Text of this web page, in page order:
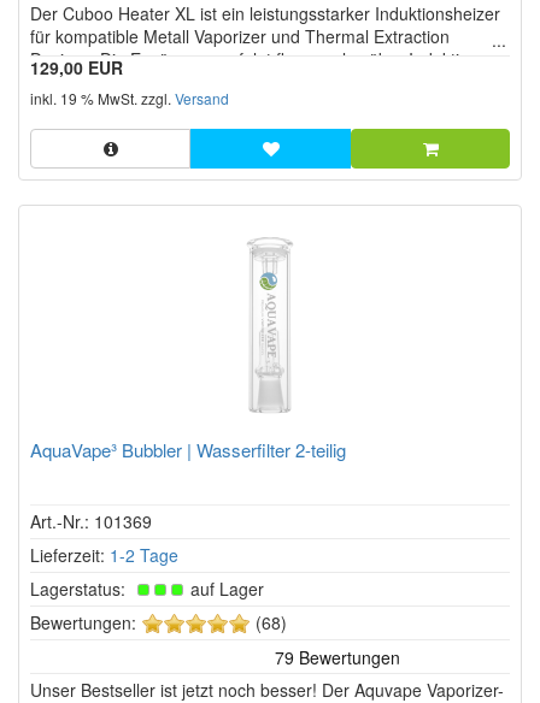
Sternen!
Der Cuboo Heater XL ist ein leistungsstarker Induktionsheizer
für kompatible Metall Vaporizer und Thermal Extraction
Devices. Die Erwärmung erfolgt flammenlos über Induktion
und ersetzt klassische Torch Feuerzeuge, Jetflammen
Feuerzeuge und gasbetriebene Heizer. Dadurch wird eine
gleichmäßige, re...
129,00 EUR
inkl. 19 % MwSt. zzgl. Versand
AquaVape³ Bubbler | Wasserfilter 2-teilig
Art.-Nr.: 101369
Lieferzeit: 1-2 Tage
Lagerstatus:
auf Lager
Bewertungen:
5
Sternen!
(68)
Unser Bestseller ist jetzt noch besser! Der Aquvape Vaporizer-